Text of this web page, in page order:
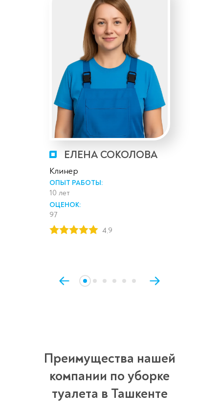
ЕЛЕНА СОКОЛОВА
Клинер
ОПЫТ РАБОТЫ:
10 лет
ОЦЕНОК:
97
4,9
Преимущества нашей
компании по уборке
туалета в Ташкенте